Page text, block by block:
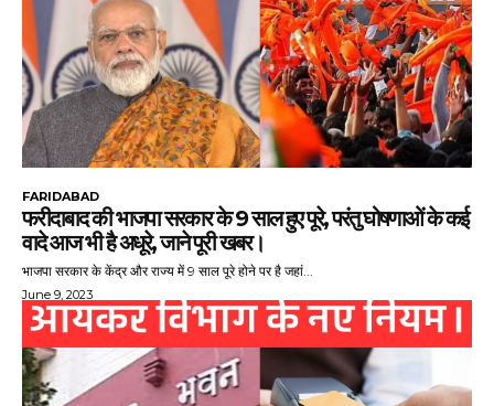
FARIDABAD
फरीदाबाद की भाजपा सरकार के 9 साल हुए पूरे, परंतु घोषणाओं के कई
वादे आज भी है अधूरे, जाने पूरी खबर।
भाजपा सरकार के केंद्र और राज्य में 9 साल पूरे होने पर है जहां...
June 9, 2023